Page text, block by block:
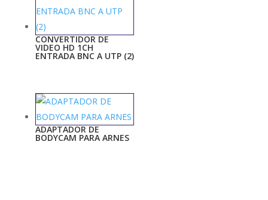
CONVERTIDOR DE
VIDEO HD 1CH
ENTRADA BNC A UTP (2)
ADAPTADOR DE
BODYCAM PARA ARNES